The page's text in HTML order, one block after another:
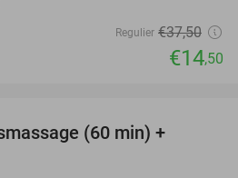
Regulier €37,50
€14,50
(60 min) +